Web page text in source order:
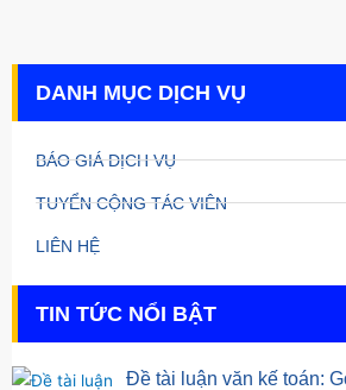
DANH MỤC DỊCH VỤ
BÁO GIÁ DỊCH VỤ
TUYỂN CỘNG TÁC VIÊN
LIÊN HỆ
TIN TỨC NỔI BẬT
Đề tài luận văn kế toán: